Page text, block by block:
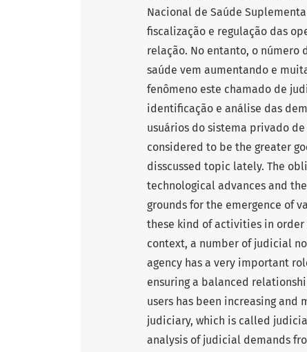
Nacional de Saúde
fiscalização e regulação das
relação. No entanto, o número
saúde vem aumentando e
fenômeno este chamado de
identificação e análise das
usuários do sistema privado de
considered to be the greater
disscussed topic lately. The
technological advances and
grounds for the emergence of
these kind of activities in
context, a number of judicial
agency has a very important
ensuring a balanced
users has been increasing and
judiciary, which is called
analysis of judicial demands